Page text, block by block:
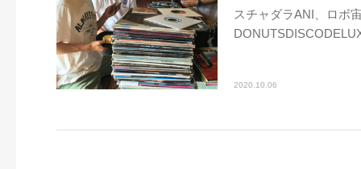
スチャダラANI、ロボ
2020.10.06